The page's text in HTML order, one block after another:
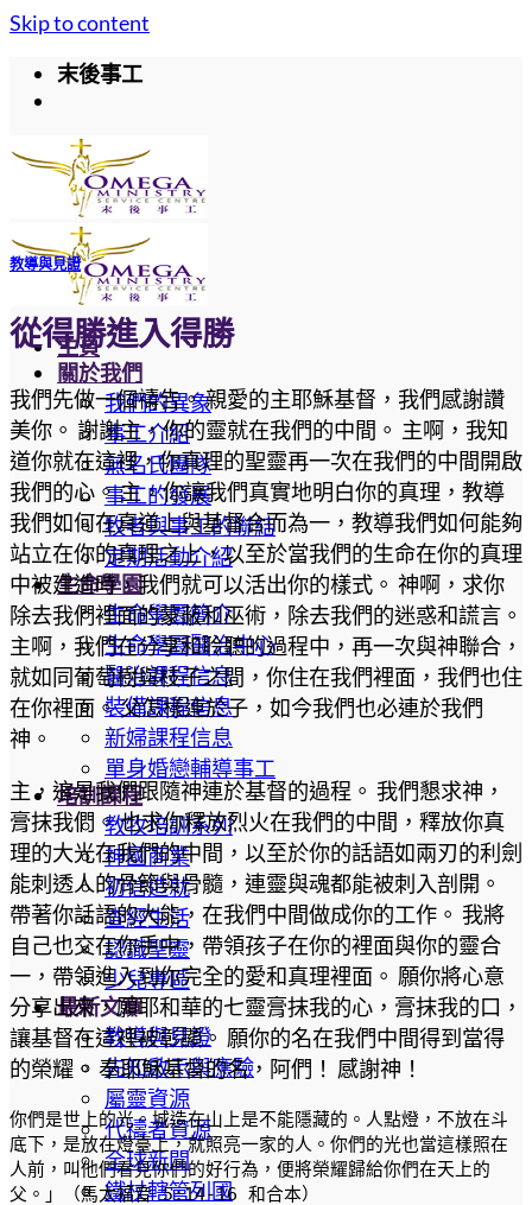
Skip to content
末後事工
主頁
關於我們
我們的異象
事工介紹
無名氏團隊
事工的發展
牧者與事工的聯結
定期活動介紹
生命學園
生命學園簡介
生命學園醫治中心
醫治課程信息
裝備課程信息
新婦課程信息
單身婚戀輔導事工
培訓課程
教牧培訓系列
神國商業
初信造就
查經生活
認識聖靈
少兒專區
最新文章
教導與見證
先知啟示與應驗
屬靈資源
代禱者資源
全球新聞
鐵杖轄管列國
教導與見證
從得勝進入得勝
我們先做一個禱告。 親愛的主耶穌基督，我們感謝讚
美你。 謝謝主，你的靈就在我們的中間。 主啊，我知
道你就在這裡，你真理的聖靈再一次在我們的中間開啟
我們的心。 主，你讓我們真實地明白你的真理，教導
我們如何在真道上與基督合而為一，教導我們如何能夠
站立在你的真理之上，以至於當我們的生命在你的真理
中被建造時，我們就可以活出你的樣式。 神啊，求你
除去我們裡面的蒙蔽和巫術，除去我們的迷惑和謊言。
主啊，我們在分享和聆聽的過程中，再一次與神聯合，
就如同葡萄樹與枝子之間，你住在我們裡面，我們也住
在你裡面。 父怎樣連於子，如今我們也必連於我們
神。
主，這是我們跟隨神連於基督的過程。 我們懇求神，
膏抹我們。 也求你釋放烈火在我們的中間，釋放你真
理的大光在我們的中間，以至於你的話語如兩刃的利劍
能刺透人的骨節與骨髓，連靈與魂都能被刺入剖開。
帶著你話語的大能，在我們中間做成你的工作。 我將
自己也交在你手中，帶領孩子在你的裡面與你的靈合
一，帶領進入到你完全的愛和真理裡面。 願你將心意
分享出來，願耶和華的七靈膏抹我的心，膏抹我的口，
讓基督在這裡被彰顯。 願你的名在我們中間得到當得
的榮耀。 奉耶穌基督的名，阿們！ 感謝神！
你們是世上的光。城造在山上是不能隱藏的。人點燈，不放在斗
底下，是放在燈臺上，就照亮一家的人。你們的光也當這樣照在
人前，叫他們看見你們的好行為，便將榮耀歸給你們在天上的
父。」（馬太福音 5:14-16 和合本）